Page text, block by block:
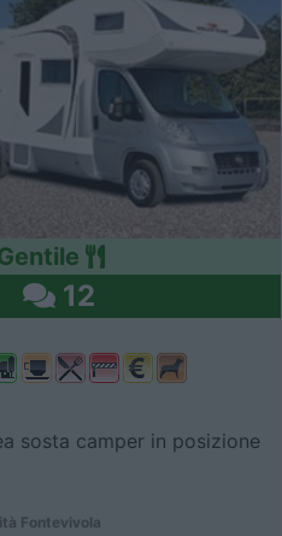
12
sosta camper in posizione
Fontevivola